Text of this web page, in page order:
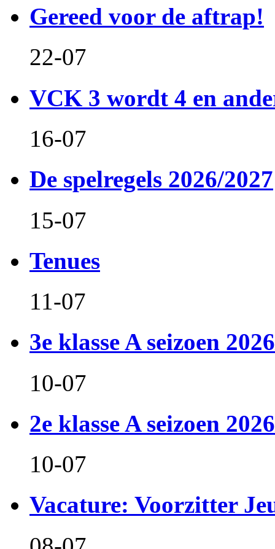
Gereed voor de aftrap!
22-07
VCK 3 wordt 4 en
16-07
De spelregels 2026/2027
15-07
Tenues
11-07
3e klasse A seizoen
10-07
2e klasse A seizoen
10-07
Vacature: Voorzitter